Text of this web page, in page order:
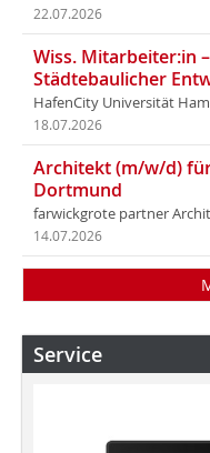
22.07.2026
Wiss. Mitarbeiter:in
Städtebaulicher
HafenCity Universität
18.07.2026
Architekt (m/w/d)
Dortmund
farwickgrote partner
14.07.2026
Service